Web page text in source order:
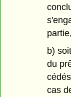
b)
du
cas